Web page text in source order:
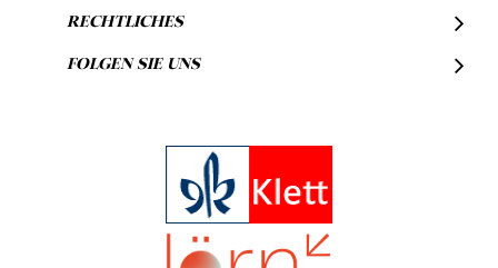
RECHTLICHES
FOLGEN SIE UNS